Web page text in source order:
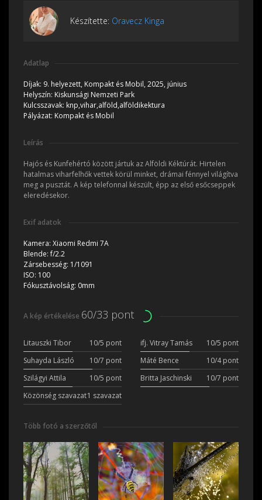
Készítette: Oravecz Kinga
Adatlap
Díjak: 9. helyezett, Kompakt és Mobil, 2025, június
Helyszín: Kiskunsági Nemzeti Park
Kulcsszavak: knp,vihar,alföld,alföldikektura
Pályázat: Kompakt és Mobil
Leírás
Hajós és Kunfehértó között jártuk az Alföldi Kéktúrát. Hirtelen
hatalmas viharfelhők vettek körül minket, drámai fénnyel világítva
meg a pusztát. A kép telefonnal készült, épp az első esőcseppek
eleredésekor.
Exif adatok
Kamera: Xiaomi Redmi 7A
Blende:f/2.2
Zársebesség: 1/1091
ISO: 100
Fókusztávolság: 0mm
A kép értékelése 60/33 pont
Litauszki Tibor 10/5 pont ifj. Vitray Tamás
10/5 pont
Suhayda László
10/7 pont Máté Bence
10/4 pont
Szilágyi Attila
10/5 pont Britta Jaschinski
10/7 pont
Közönség szavazat1 szavazat
Több fotó a szerzőtől